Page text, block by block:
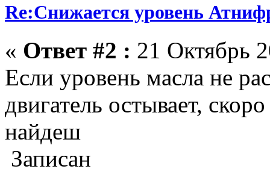
Re:Снижается уровень
« Ответ #2 : 21 Октябрь
Если уровень масла не
двигатель остывает,
найдеш
Записан